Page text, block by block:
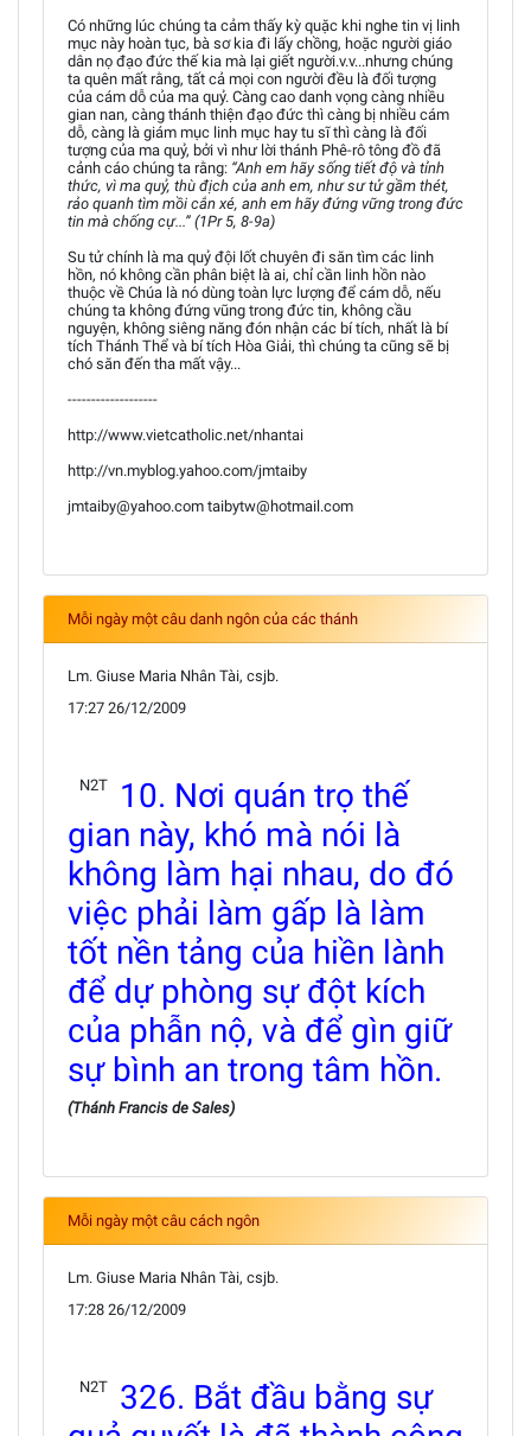
Có những lúc chúng ta cảm thấy kỳ quặc khi nghe tin vị linh
mục này hoàn tục, bà sơ kia đi lấy chồng, hoặc người giáo
dân nọ đạo đức thế kia mà lại giết người.v.v...nhưng chúng
ta quên mất rằng, tất cả mọi con người đều là đối tượng
của cám dỗ của ma quỷ. Càng cao danh vọng càng nhiều
gian nan, càng thánh thiện đạo đức thì càng bị nhiều cám
dỗ, càng là giám mục linh mục hay tu sĩ thì càng là đối
tượng của ma quỷ, bởi vì như lời thánh Phê-rô tông đồ đã
cảnh cáo chúng ta rằng: “Anh em hãy sống tiết độ và tỉnh
thức, vì ma quỷ, thù địch của anh em, như sư tử gầm thét,
rảo quanh tìm mồi cắn xé, anh em hãy đứng vững trong đức
tin mà chống cự...” (1Pr 5, 8-9a)
Su tử chính là ma quỷ đội lốt chuyên đi săn tìm các linh
hồn, nó không cần phân biệt là ai, chỉ cần linh hồn nào
thuộc về Chúa là nó dùng toàn lực lượng để cám dỗ, nếu
chúng ta không đứng vũng trong đức tin, không cầu
nguyện, không siêng năng đón nhận các bí tích, nhất là bí
tích Thánh Thể và bí tích Hòa Giải, thì chúng ta cũng sẽ bị
chó săn đến tha mất vậy...
-------------------
http://www.vietcatholic.net/nhantai
http://vn.myblog.yahoo.com/jmtaiby
jmtaiby@yahoo.com taibytw@hotmail.com
Mỗi ngày một câu danh ngôn của các thánh
Lm. Giuse Maria Nhân Tài, csjb.
17:27 26/12/2009
N2T
10. Nơi quán trọ thế
gian này, khó mà nói là
không làm hại nhau, do đó
việc phải làm gấp là làm
tốt nền tảng của hiền lành
để dự phòng sự đột kích
của phẫn nộ, và để gìn giữ
sự bình an trong tâm hồn.
(Thánh Francis de Sales)
Mỗi ngày một câu cách ngôn
Lm. Giuse Maria Nhân Tài, csjb.
17:28 26/12/2009
N2T
326. Bắt đầu bằng sự